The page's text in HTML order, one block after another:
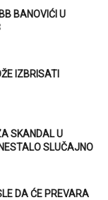
BANOVIĆI U
IZBRISATI
SKANDAL U
SLUČAJNO
DA ĆE PREVARA